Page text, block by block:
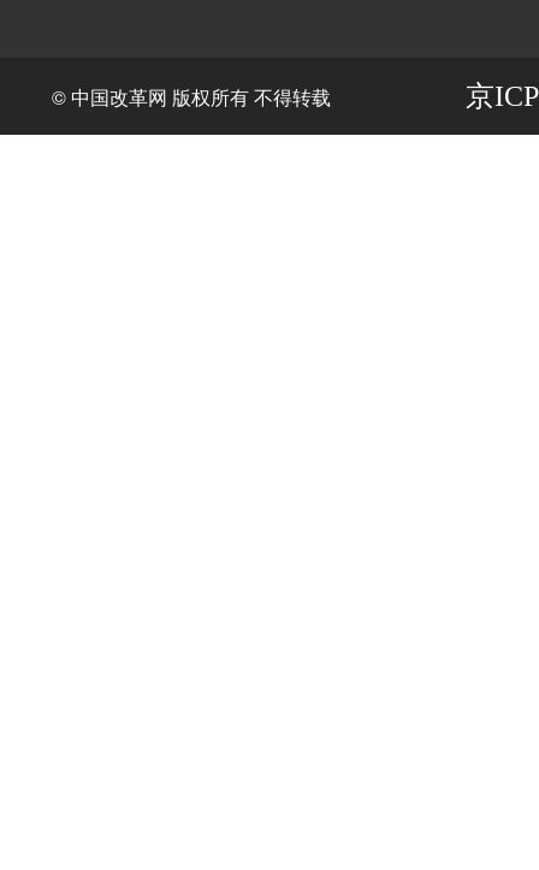
© 中国改革网 版权所有 不得转载 京